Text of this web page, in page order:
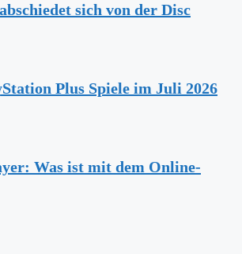
sich von der Disc
Plus Spiele im Juli 2026
Was ist mit dem Online-